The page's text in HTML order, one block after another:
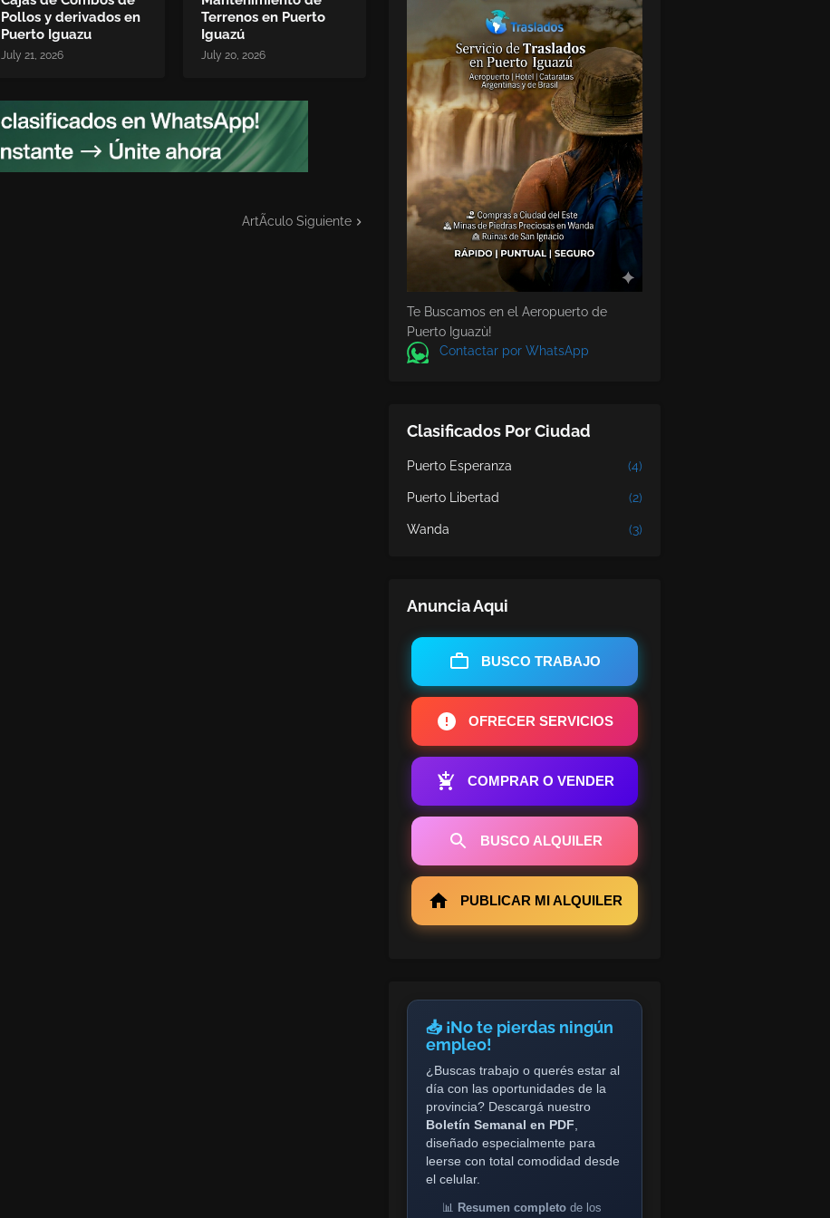
Pollos y derivados en
Puerto Iguazu
July 21, 2026
Terrenos en Puerto
Iguazú
July 20, 2026
ArtÃ­culo Siguiente
Te Buscamos en el Aeropuerto de
Puerto Iguazù!
Contactar por WhatsApp
Clasificados Por Ciudad
Puerto Esperanza (4)
Puerto Libertad (2)
Wanda (3)
Anuncia Aqui
BUSCO TRABAJO
OFRECER SERVICIOS
COMPRAR O VENDER
BUSCO ALQUILER
PUBLICAR MI ALQUILER
📥 ¡No te pierdas ningún
empleo!
¿Buscas trabajo o querés estar al
día con las oportunidades de la
provincia? Descargá nuestro
Boletín Semanal en PDF
diseñado especialmente para
leerse con total comodidad desde
el celular.
📊 Resumen completo de los